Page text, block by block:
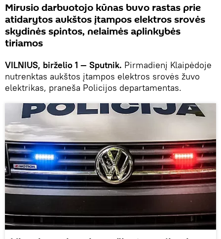
Mirusio darbuotojo kūnas buvo rastas prie
atidarytos aukštos įtampos elektros srovės
skydinės spintos, nelaimės aplinkybės
tiriamos
VILNIUS, birželio 1 — Sputnik. Pirmadienį Klaipėdoje
nutrenktas aukštos įtampos elektros srovės žuvo
elektrikas, praneša Policijos departamentas.